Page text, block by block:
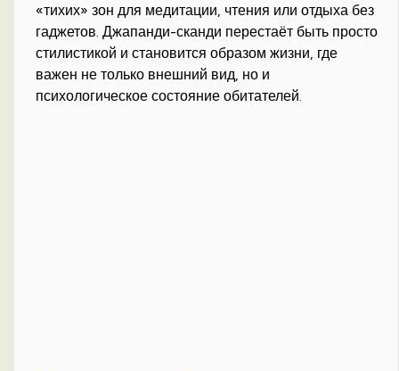
«тихих» зон для медитации, чтения или отдыха без
гаджетов. Джапанди-сканди перестаёт быть просто
стилистикой и становится образом жизни, где
важен не только внешний вид, но и
психологическое состояние обитателей.